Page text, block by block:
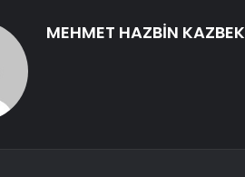
MEHMET HAZBİN KAZBEK